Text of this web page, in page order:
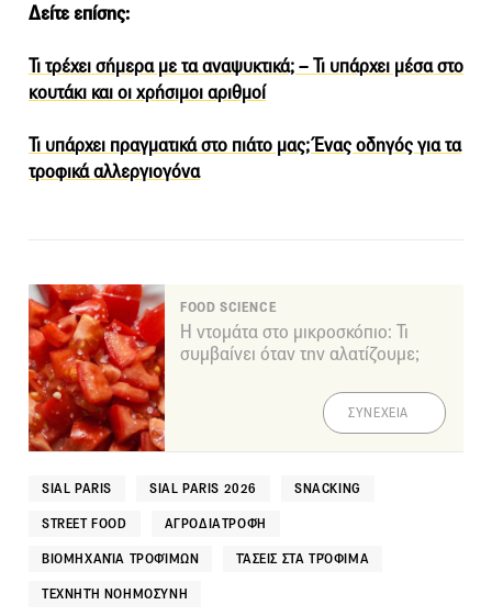
Δείτε επίσης:
Τι τρέχει σήμερα με τα αναψυκτικά; – Τι υπάρχει μέσα στο
κουτάκι και οι χρήσιμοι αριθμοί
Τι υπάρχει πραγματικά στο πιάτο μας; Ένας οδηγός για τα
τροφικά αλλεργιογόνα
FOOD SCIENCE
Η ντομάτα στο μικροσκόπιο: Τι
συμβαίνει όταν την αλατίζουμε;
ΣΥΝΕΧΕΙΑ
SIAL PARIS SIAL PARIS 2026 SNACKING
STREET FOOD ΑΓΡΟΔΙΑΤΡΟΦΉ
ΒΙΟΜΗΧΑΝΊΑ ΤΡΟΦΊΜΩΝ ΤΆΣΕΙΣ ΣΤΑ ΤΡΌΦΙΜΑ
ΤΕΧΝΗΤΉ ΝΟΗΜΟΣΎΝΗ